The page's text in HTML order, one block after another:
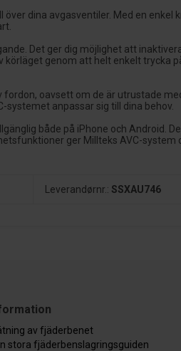
dina avgasventiler. Med en enkel
Det ger dig möjlighet att
genom att helt enkelt trycka
oavsett om de är utrustade
anpassar sig till dina behov.
både på iPhone och Android.
ger Millteks AVC-
Leverandørnr.: SSXAU746
av fjäderbenet
stora fjäderbenslagringsguiden